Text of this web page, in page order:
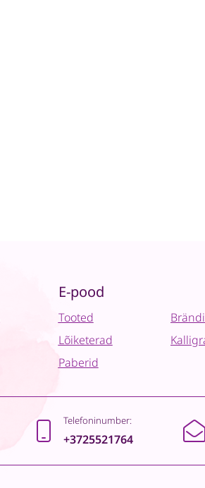
E-pood
Tooted
Lõiketerad
Paberid
Telefoninumber:
+3725521764